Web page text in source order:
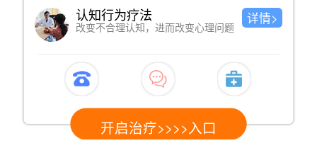
认知行为疗法
改变不合理认知，进而改变心理问题
详情>
开启治疗>>>>入口